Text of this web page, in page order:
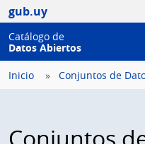
gub.uy
Catálogo de
Datos Abiertos
Inicio Conjuntos de